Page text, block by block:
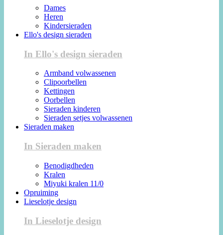
Dames
Heren
Kindersieraden
Ello's design sieraden
In Ello's design sieraden
Armband volwassenen
Clipoorbellen
Kettingen
Oorbellen
Sieraden kinderen
Sieraden setjes volwassenen
Sieraden maken
In Sieraden maken
Benodigdheden
Kralen
Miyuki kralen 11/0
Opruiming
Lieselotje design
In Lieselotje design